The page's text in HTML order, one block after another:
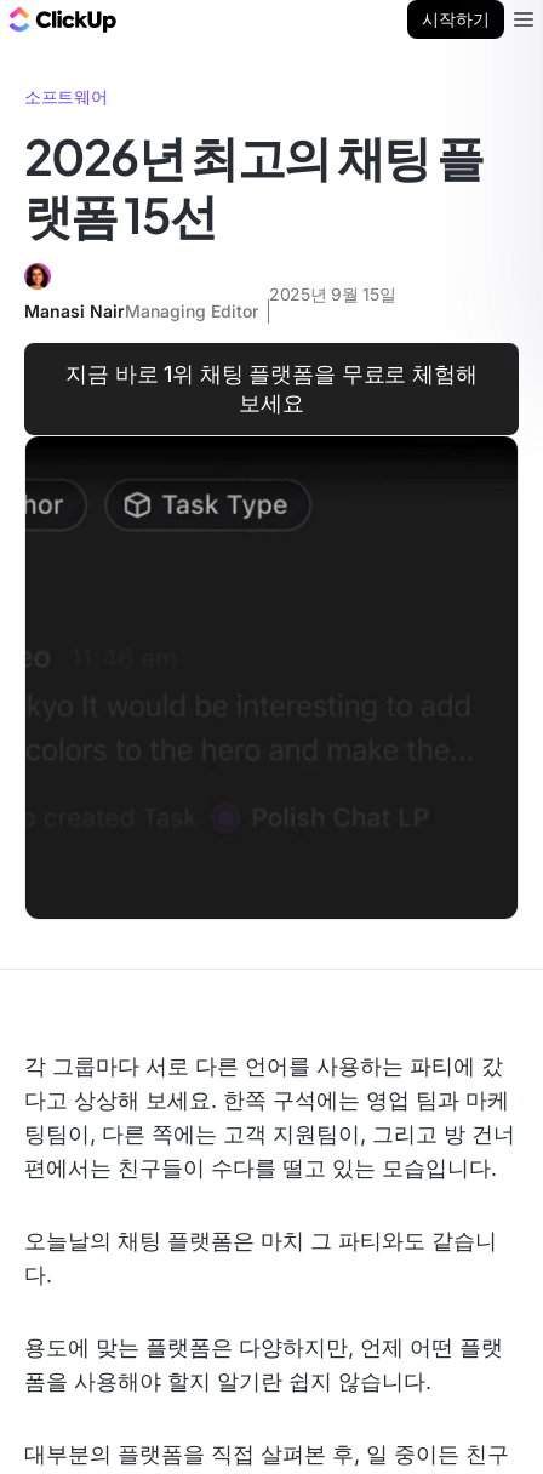
시작하기
소프트웨어
2026년 최고의 채팅 플
랫폼 15선
Manasi NairManaging Editor
2025년 9월 15일
지금 바로 1위 채팅 플랫폼을 무료로 체험해
보세요
각 그룹마다 서로 다른 언어를 사용하는 파티에 갔
다고 상상해 보세요. 한쪽 구석에는 영업 팀과 마케
팅팀이, 다른 쪽에는 고객 지원팀이, 그리고 방 건너
편에서는 친구들이 수다를 떨고 있는 모습입니다.
오늘날의 채팅 플랫폼은 마치 그 파티와도 같습니
다.
용도에 맞는 플랫폼은 다양하지만, 언제 어떤 플랫
폼을 사용해야 할지 알기란 쉽지 않습니다.
대부분의 플랫폼을 직접 살펴본 후, 일 중이든 친구